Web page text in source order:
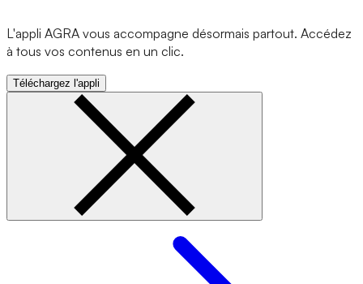
L'appli AGRA vous accompagne désormais partout. Accédez
à tous vos contenus en un clic.
Téléchargez l'appli